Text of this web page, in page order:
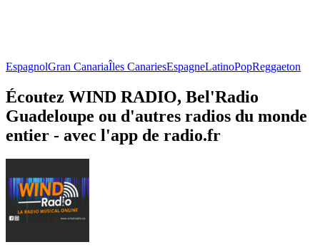
EspagnolGran CanariaÎles CanariesEspagneLatinoPopReggaeton
Écoutez WIND RADIO, Bel'Radio
Guadeloupe ou d'autres radios du monde
entier - avec l'app de radio.fr